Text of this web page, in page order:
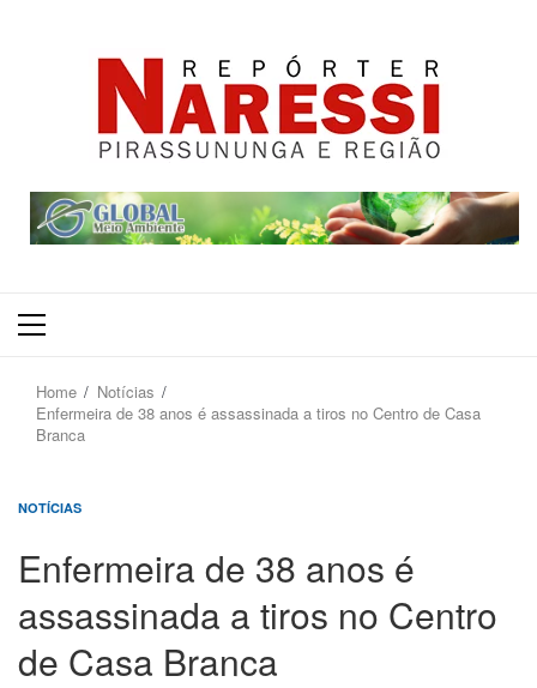
Primary
Home
Notícias
Enfermeira de 38 anos é assassinada a tiros no Centro de Casa
Branca
NOTÍCIAS
Enfermeira de 38 anos é
assassinada a tiros no Centro
de Casa Branca